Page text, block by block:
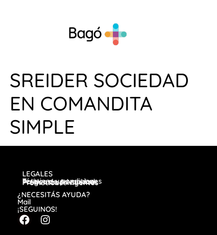
SREIDER SOCIEDAD
EN COMANDITA
SIMPLE
LEGALES
Términos y condiciones
Política de privacidad
Preguntas frecuentes
Promociones vigentes
¿NECESITÁS AYUDA?
Mail
¡SEGUINOS!